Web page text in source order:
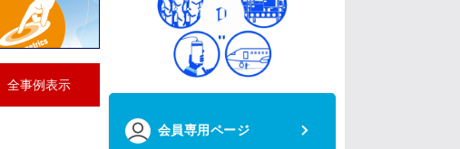
全事例表示
会員専用ページ